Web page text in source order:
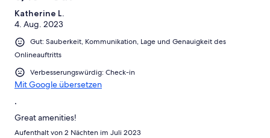
Katherine L.
4. Aug. 2023
Gut: Sauberkeit, Kommunikation, Lage und Genauigkeit des
Onlineauftritts
Verbesserungswürdig: Check-in
Mit Google übersetzen
.
Great amenities!
Aufenthalt von 2 Nächten im Juli 2023